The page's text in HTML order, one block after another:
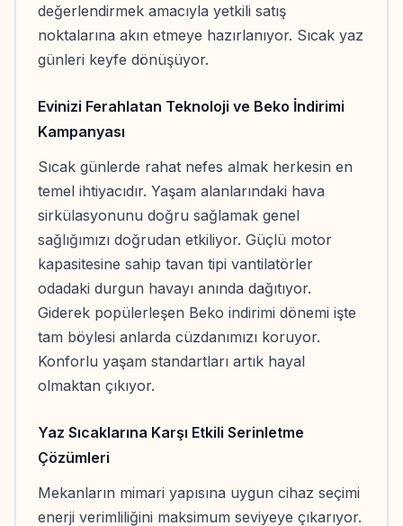
değerlendirmek amacıyla yetkili satış
noktalarına akın etmeye hazırlanıyor. Sıcak yaz
günleri keyfe dönüşüyor.
Evinizi Ferahlatan Teknoloji ve Beko İndirimi
Kampanyası
Sıcak günlerde rahat nefes almak herkesin en
temel ihtiyacıdır. Yaşam alanlarındaki hava
sirkülasyonunu doğru sağlamak genel
sağlığımızı doğrudan etkiliyor. Güçlü motor
kapasitesine sahip tavan tipi vantilatörler
odadaki durgun havayı anında dağıtıyor.
Giderek popülerleşen Beko indirimi dönemi işte
tam böylesi anlarda cüzdanımızı koruyor.
Konforlu yaşam standartları artık hayal
olmaktan çıkıyor.
Yaz Sıcaklarına Karşı Etkili Serinletme
Çözümleri
Mekanların mimari yapısına uygun cihaz seçimi
enerji verimliliğini maksimum seviyeye çıkarıyor.